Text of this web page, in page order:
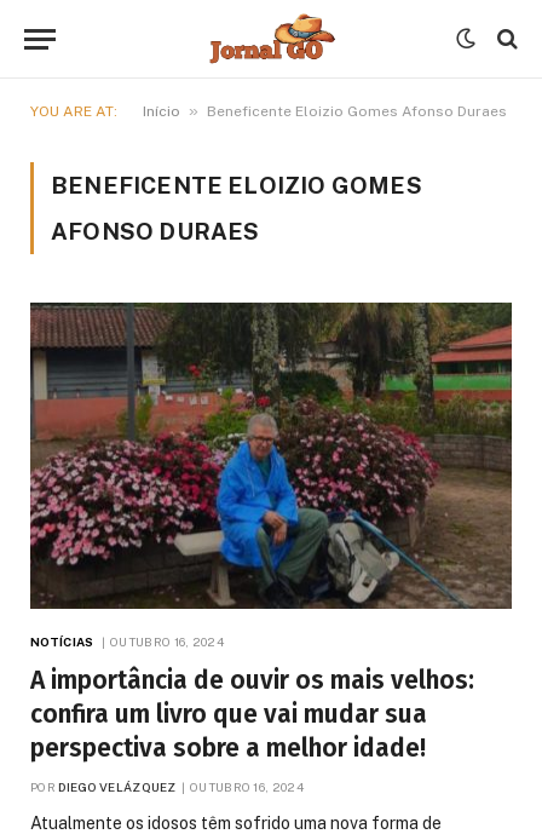
YOU ARE AT: Início » Beneficente Eloizio Gomes Afonso Duraes
BENEFICENTE ELOIZIO GOMES
AFONSO DURAES
NOTÍCIAS OUTUBRO 16, 2024
A importância de ouvir os mais velhos:
confira um livro que vai mudar sua
perspectiva sobre a melhor idade!
POR DIEGO VELÁZQUEZ OUTUBRO 16, 2024
Atualmente os idosos têm sofrido uma nova forma de